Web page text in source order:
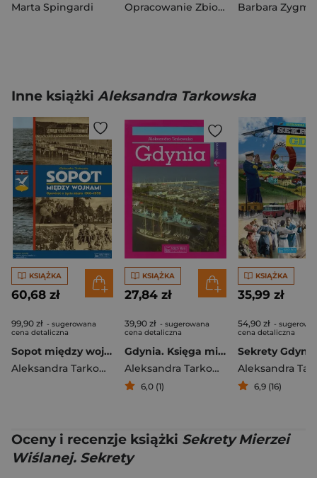
Marta Spingardi
Opracowanie Zbiorowe
Barbara
Inne książki Aleksandra Tarkowska
KSIĄŻKA
60,68 zł
99,90 zł - sugerowana
cena detaliczna
Sopot między wojnami Opowieść o życiu miasta 1918-1939
Aleksandra Tarkowska
KSIĄŻKA
27,84 zł
39,90 zł - sugerowana
cena detaliczna
Gdynia. Księga miejsca
Aleksandra Tarkowska
6,0 (1)
KSIĄŻKA
35,99 zł
54,90 zł -
cena detaliczna
6,9 (16)
Oceny i recenzje książki Sekrety Mierzei
Wiślanej. Sekrety